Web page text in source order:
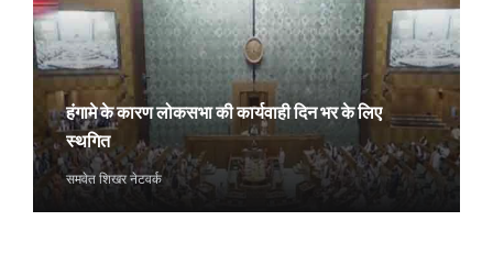
हंगामे के कारण लोकसभा की कार्यवाही दिन भर के लिए
स्थगित
समवेत शिखर नेटवर्क